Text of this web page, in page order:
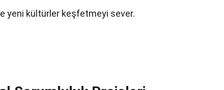
yeni kültürler keşfetmeyi sever.